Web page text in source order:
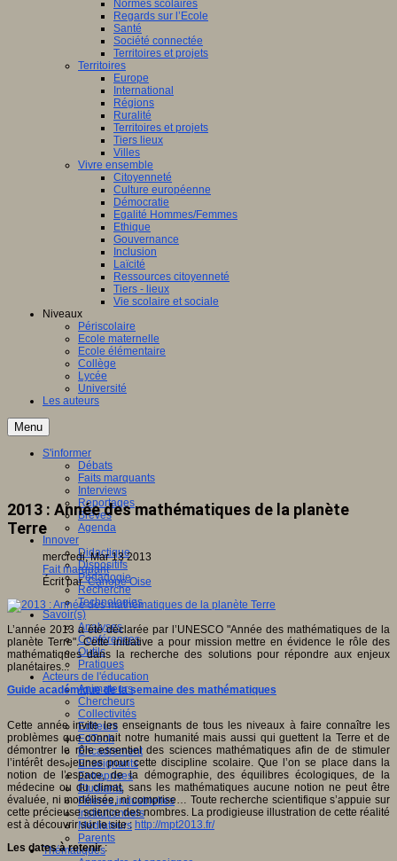
Normes scolaires
Regards sur l’Ecole
Santé
Société connectée
Territoires et projets
Territoires
Europe
International
Régions
Ruralité
Territoires et projets
Tiers lieux
Villes
Vivre ensemble
Citoyenneté
Culture européenne
Démocratie
Egalité Hommes/Femmes
Ethique
Gouvernance
Inclusion
Laïcité
Ressources citoyenneté
Tiers - lieux
Vie scolaire et sociale
Niveaux
Périscolaire
Ecole maternelle
Ecole élémentaire
Collège
Lycée
Université
Les auteurs
Menu
S'informer
Débats
Faits marquants
Interviews
Reportages
Brèves
Agenda
Innover
Didactique
Dispositifs
Pédagogie
Recherche
Technologies
Savoir(s)
Analyses
Conférences
Outils
Pratiques
Acteurs de l'éducation
Animateurs
Chercheurs
Collectivités
Editeurs
EdTech
Encadrement
Enseignants
Entreprises
Etudiants
Filières industrielles
Institutionnels
Médiateurs
Parents
Thématiques
2013 : Année des mathématiques de la planète
Terre
mercredi, Mar 13 2013
Fait marquant
Écrit parCanope Oise
L’année 2013 a été déclarée par l’UNESCO "Année des mathématiques de la
planète Terre". Cette initiative a pour mission mettre en évidence le rôle des
mathématiques dans la recherche des solutions pour répondre aux enjeux
planétaires...
Guide académique de la semaine des mathématiques
Cette année invite les enseignants de tous les niveaux à faire connaître les
problèmes que connait notre humanité mais aussi qui guettent la Terre et de
démontrer le rôle essentiel des sciences mathématiques afin de de stimuler
l’intérêt des jeunes pour cette discipline scolaire. Que l’on se place dans la
notion de l’espace, de la démographie, des équilibres écologiques, de la
médecine ou du climat, sans les mathématiques aucune notion ne peut être
évaluée, ni modélisée, ni comprise… Toute recherche scientifique s’appuie sur
cette précieuse science des nombres. La prodigieuse illustration de cette réalité
est à découvrir sur le site : http://mpt2013.fr/
Les dates à retenir: